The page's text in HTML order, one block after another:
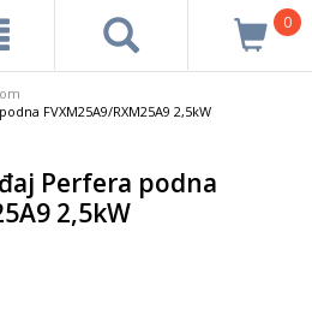
0
FVXM25A9/RXM25A9 2,5kW
Perfera podna
2,5kW